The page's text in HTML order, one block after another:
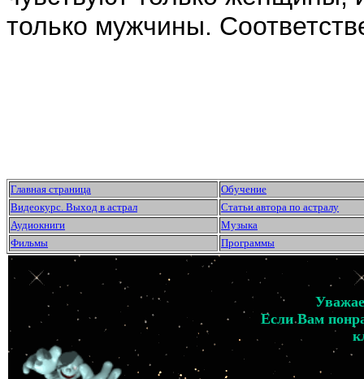
только мужчины.
Главная страница
Обучение
Видеокурс. Выход в астрал
Статьи автора по астралу
Аудиокниги
Музыка
Фильмы
Программы
Если Вам